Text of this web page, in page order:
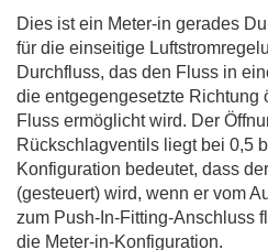
Dies ist ein Meter-in gerades
für die einseitige
Durchfluss, das den Fluss in
die entgegengesetzte Richtung
Fluss ermöglicht wird. Der
Rückschlagventils liegt bei 0,5
Konfiguration bedeutet, dass
(gesteuert) wird, wenn er vom
zum Push-In-Fitting-Anschluss
die Meter-in-Konfiguration.